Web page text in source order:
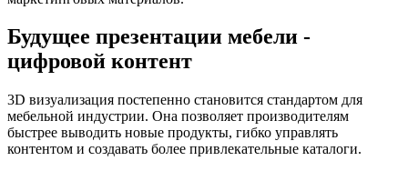
Будущее презентации мебели -
цифровой контент
3D визуализация постепенно становится стандартом для
мебельной индустрии. Она позволяет производителям
быстрее выводить новые продукты, гибко управлять
контентом и создавать более привлекательные каталоги.